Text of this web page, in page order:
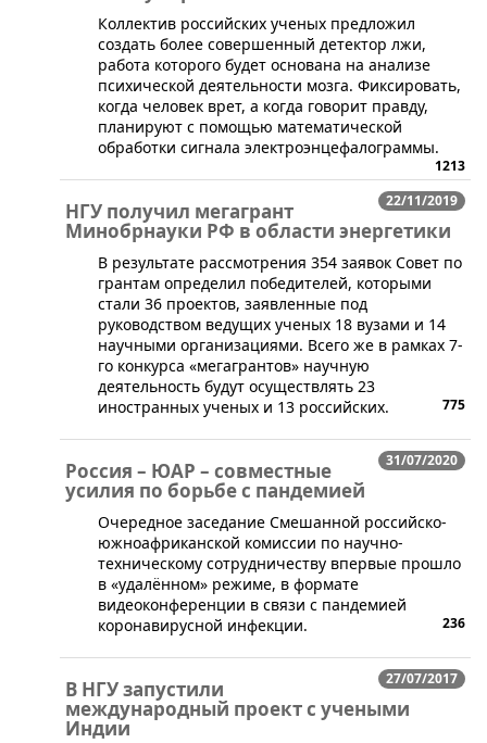
Коллектив российских ученых предложил
создать более совершенный детектор лжи,
работа которого будет основана на анализе
психической деятельности мозга. Фиксировать,
когда человек врет, а когда говорит правду,
планируют с помощью математической
обработки сигнала электроэнцефалограммы.
1213
22/11/2019
НГУ получил мегагрант
Минобрнауки РФ в области энергетики
​В результате рассмотрения 354 заявок Совет по
грантам определил победителей, которыми
стали 36 проектов, заявленные под
руководством ведущих ученых 18 вузами и 14
научными организациями. Всего же в рамках 7-
го конкурса «мегагрантов» научную
деятельность будут осуществлять 23
иностранных ученых и 13 российских.
775
31/07/2020
Россия – ЮАР – совместные
усилия по борьбе с пандемией
Очередное заседание Смешанной российско-
южноафриканской комиссии по научно-
техническому сотрудничеству впервые прошло
в «удалённом» режиме, в формате
видеоконференции в связи с пандемией
коронавирусной инфекции.
236
27/07/2017
В НГУ запустили
международный проект с учеными
Индии